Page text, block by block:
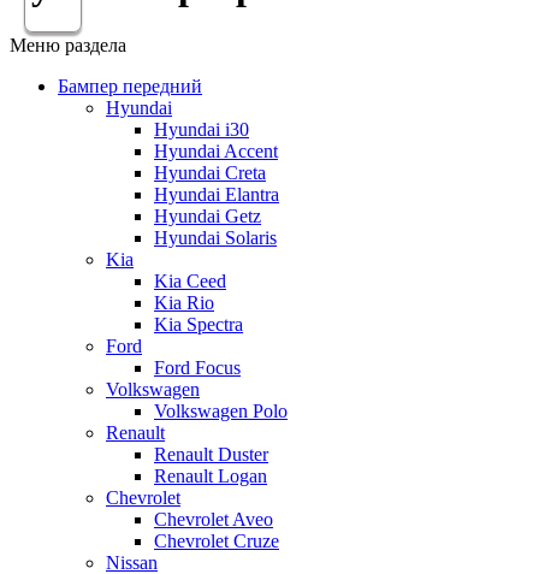
Меню раздела
Бампер передний
Hyundai
Hyundai i30
Hyundai Accent
Hyundai Creta
Hyundai Elantra
Hyundai Getz
Hyundai Solaris
Kia
Kia Ceed
Kia Rio
Kia Spectra
Ford
Ford Focus
Volkswagen
Volkswagen Polo
Renault
Renault Duster
Renault Logan
Chevrolet
Chevrolet Aveo
Chevrolet Cruze
Nissan